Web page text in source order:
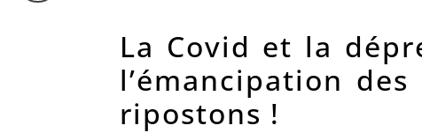
La Covid et la
l’émancipation
ripostons !